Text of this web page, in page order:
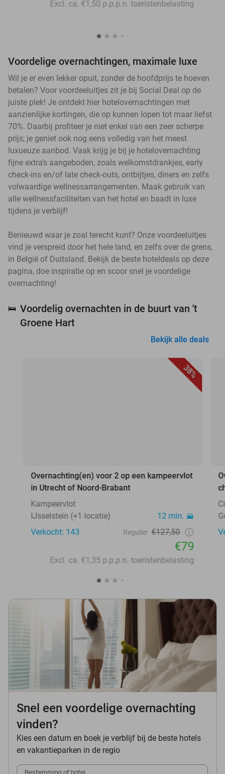
Excl. ca. €1,50 p.p.p.n. toeristenbelasting
Voordelige overnachtingen, maximale luxe
Wil je er even lekker opuit, zonder de hoofdprijs te hoeven
betalen? Voor voordeeluitjes zit je bij Social Deal op de
juiste plek! Je ontdekt hier hotelovernachtingen met
aanzienlijke kortingen, die op kunnen lopen tot maar liefst
70%. Daarbij profiteer je niet enkel van een zeer scherpe
prijs; je geniet ook nog eens volledig van het meest
luxueuze aanbod. Vaak krijg je bij je hotelovernachting
fijne extra’s aangeboden, zoals welkomstdrankjes, early
check-ins en/of late check-outs, ontbijtjes, diners en zelfs
volwaardige wellnessarrangementen. Maak gebruik van
alle wellnessfaciliteiten van het hotel en baadt in luxe
tijdens je verblijf!
Benieuwd waar je zoal terecht kunt? Onze voordeeluitjes
vind je verspreid door het hele land, en zelfs over de grens,
in België of Duitsland. Bekijk de beste hoteldeals op deze
pagina, doe inspiratie op en scoor snel je voordelige
overnachting!
🛌 Voordelig overnachten in de buurt van 't
Groene Hart
Bekijk alle deals
38%
Overnachting(en) voor 2 op een kampeervlot
in Utrecht of Noord-Brabant
Kampeervlot
IJsselstein (+1 locatie)
12 min.
Verkocht: 143
Regulier €127,50
€79
Excl. ca. €1,35 p.p.p.n. toeristenbelasting
Snel een voordelige overnachting
vinden?
Kies een datum en boek je verblijf bij de beste hotels
en vakantieparken in de regio
Bestemming of hotel